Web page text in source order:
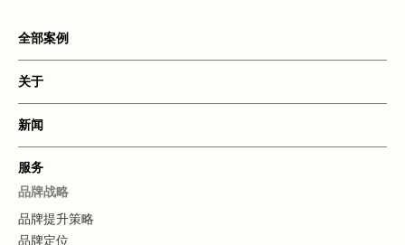
全部案例
关于
新闻
服务
品牌战略
品牌提升策略
品牌定位